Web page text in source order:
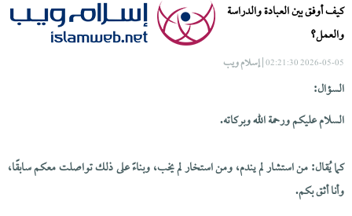
كيف أوفق بين العبادة والدراسة
والعمل؟
2026-05-05 02:21:30 | إسلام ويب
السؤال:
السلام عليكم ورحمة الله وبركاته.
كما يُقال: من استشار لم يندم، ومن استخار لم يخب، وبناءً على ذلك تواصلت معكم سابقًا،
وأنا أثق بكم.